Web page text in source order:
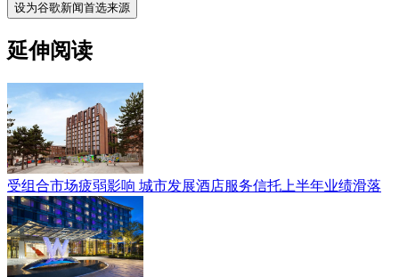
设为谷歌新闻首选来源
延伸阅读
受组合市场疲弱影响 城市发展酒店服务信托上半年业绩滑落